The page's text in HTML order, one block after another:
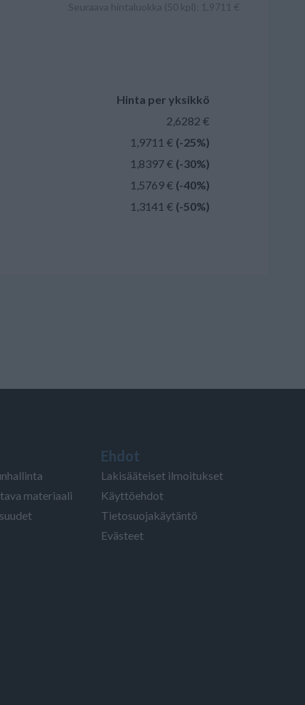
Seuraava hintaluokka (50 kpl): 1,9711 €
Hinta per yksikkö
2,6282 €
1,9711 € (-25%)
1,8397 € (-30%)
1,5769 € (-40%)
1,3141 € (-50%)
materiaali
Ehdot
Lakisääteiset ilmoitukset
Käyttöehdot
Tietosuojakäytäntö
Evästeet